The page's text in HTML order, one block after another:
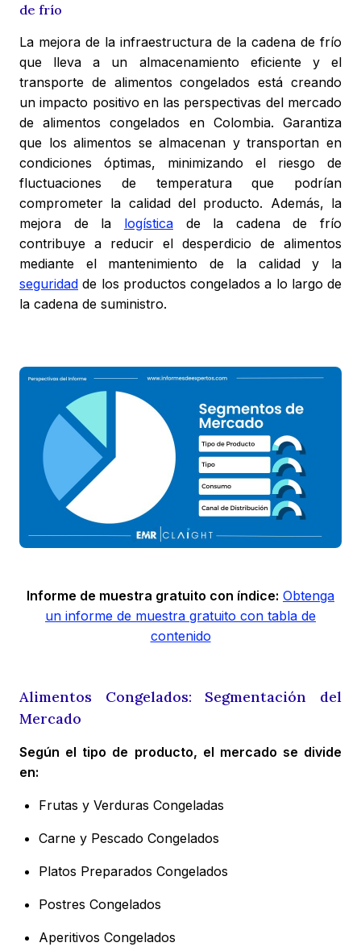
de frío
La mejora de la infraestructura de la cadena de frío
que lleva a un almacenamiento eficiente y el
transporte de alimentos congelados está creando
un impacto positivo en las perspectivas del mercado
de alimentos congelados en Colombia. Garantiza
que los alimentos se almacenan y transportan en
condiciones óptimas, minimizando el riesgo de
fluctuaciones de temperatura que podrían
comprometer la calidad del producto. Además, la
mejora de la logísticade la cadena de frío
contribuye a reducir el desperdicio de alimentos
mediante el mantenimiento de la calidad y la
seguridad de los productos congelados a lo largo de
la cadena de suministro.
Informe de muestra gratuito con índice: Obtenga
un informe de muestra gratuito con tabla de
contenido
Alimentos Congelados: Segmentación del
Mercado
Según el tipo de producto, el mercado se divide
en:
Frutas y Verduras Congeladas
Carne y Pescado Congelados
Platos Preparados Congelados
Postres Congelados
Aperitivos Congelados